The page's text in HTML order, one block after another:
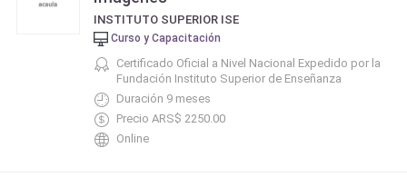
INSTITUTO SUPERIOR ISE
Curso y Capacitación
Certificado Oficial a Nivel Nacional Expedido por la
Fundación Instituto Superior de Enseñanza
Duración 9 meses
Precio ARS$ 2250.00
Online